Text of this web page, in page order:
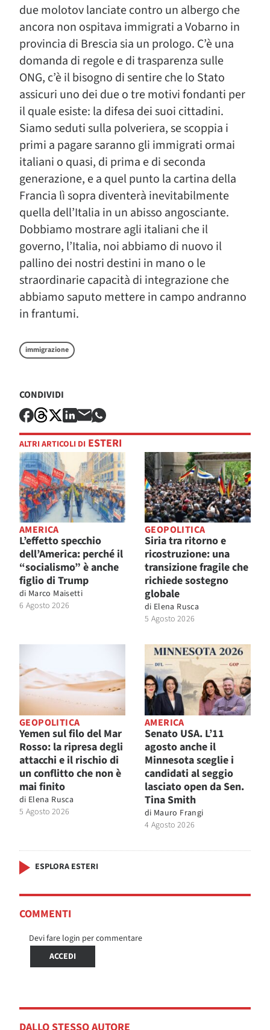
due molotov lanciate contro un albergo che
ancora non ospitava immigrati a Vobarno in
provincia di Brescia sia un prologo. C’è una
domanda di regole e di trasparenza sulle
ONG, c’è il bisogno di sentire che lo Stato
assicuri uno dei due o tre motivi fondanti per
il quale esiste: la difesa dei suoi cittadini.
Siamo seduti sulla polveriera, se scoppia i
primi a pagare saranno gli immigrati ormai
italiani o quasi, di prima e di seconda
generazione, e a quel punto la cartina della
Francia lì sopra diventerà inevitabilmente
quella dell’Italia in un abisso angosciante.
Dobbiamo mostrare agli italiani che il
governo, l’Italia, noi abbiamo di nuovo il
pallino dei nostri destini in mano o le
straordinarie capacità di integrazione che
abbiamo saputo mettere in campo andranno
in frantumi.
immigrazione
CONDIVIDI
ALTRI ARTICOLI DI ESTERI
AMERICA
L’effetto specchio
dell’America: perché il
“socialismo” è anche
figlio di Trump
di Marco Maisetti
6 Agosto 2026
GEOPOLITICA
Siria tra ritorno e
ricostruzione: una
transizione fragile che
richiede sostegno
globale
di Elena Rusca
5 Agosto 2026
GEOPOLITICA
Yemen sul filo del Mar
Rosso: la ripresa degli
attacchi e il rischio di
un conflitto che non è
mai finito
di Elena Rusca
5 Agosto 2026
AMERICA
Senato USA. L’11
agosto anche il
Minnesota sceglie i
candidati al seggio
lasciato open da Sen.
Tina Smith
di Mauro Frangi
4 Agosto 2026
ESPLORA ESTERI
COMMENTI
Devi fare login per commentare
ACCEDI